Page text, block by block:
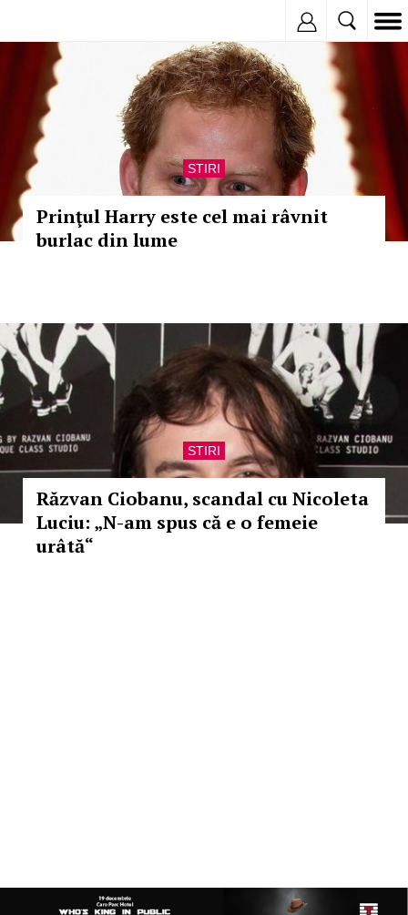
STIRI
Prinţul Harry este cel mai râvnit
burlac din lume
STIRI
Răzvan Ciobanu, scandal cu Nicoleta
Luciu: „N-am spus că e o femeie
urâtă“